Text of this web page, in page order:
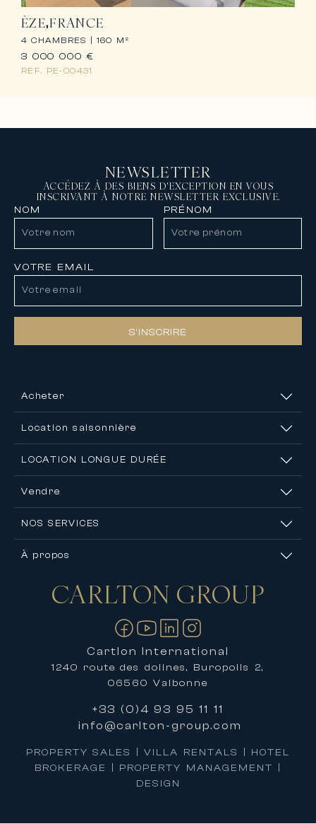
ÈZE FRANCE
4 CHAMBRES | 160 M²
REF. PE-00431
3 000 000 €
NEWSLETTER
ACCÉDEZ À DES BIENS D'EXCEPTION EN VOUS
INSCRIVANT À NOTRE NEWSLETTER EXCLUSIVE.
NOM PRÉNOM
VOTRE EMAIL
S’INSCRIRE
Acheter
Location saisonnière
LOCATION LONGUE DURÉE
Vendre
NOS SERVICES
À propos
Nous contacter
CARLTON GROUP
Cartlon International
1240 route des dolines, Buropolis 2,
06560 Valbonne
+33 (0)4 93 95 11 11
info@carlton-group.com
PROPERTY SALES | VILLA RENTALS | HOTEL
BROKERAGE | PROPERTY MANAGEMENT |
DESIGN